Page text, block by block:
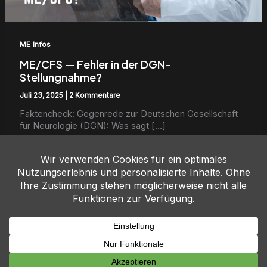
ME Infos
ME/CFS — Fehler in der DGN-
Stellungnahme?
Juli 23, 2025 2 Kommentare
Fak­tencheck: Gegenrede zur Deutschen Gesellschaft
für Neu­rolo­gie (DGN): Was sagt […]
Weiterlesen...
Impressum